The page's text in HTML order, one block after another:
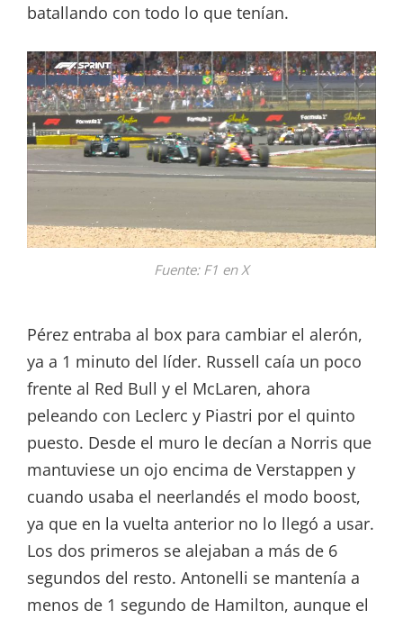
batallando con todo lo que tenían.
Fuente: F1 en X
Pérez entraba al box para cambiar el alerón,
ya a 1 minuto del líder. Russell caía un poco
frente al Red Bull y el McLaren, ahora
peleando con Leclerc y Piastri por el quinto
puesto. Desde el muro le decían a Norris que
mantuviese un ojo encima de Verstappen y
cuando usaba el neerlandés el modo boost,
ya que en la vuelta anterior no lo llegó a usar.
Los dos primeros se alejaban a más de 6
segundos del resto. Antonelli se mantenía a
menos de 1 segundo de Hamilton, aunque el